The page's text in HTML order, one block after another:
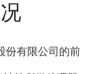
有限公司的前